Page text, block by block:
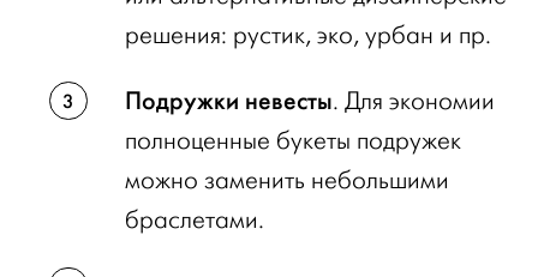
решения: рустик, эко, урбан и пр.
Подружки невесты. Для экономии
полноценные букеты подружек
можно заменить небольшими
браслетами.